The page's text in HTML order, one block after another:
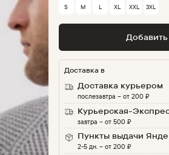
S
M L XL XXL 3XL
Доставка в
Доставка курьером
послезавтра – от 200 ₽
Курьерская-
завтра – от 500 ₽
Пункты выдачи
2-5 дн.– от 200 ₽